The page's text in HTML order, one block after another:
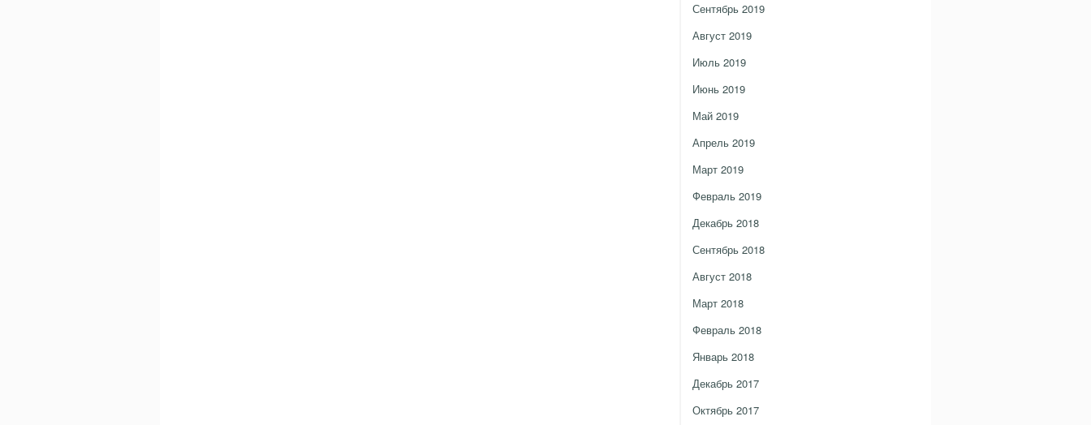
Сентябрь 2019
Август 2019
Июль 2019
Июнь 2019
Май 2019
Апрель 2019
Март 2019
Февраль 2019
Декабрь 2018
Сентябрь 2018
Август 2018
Март 2018
Февраль 2018
Январь 2018
Декабрь 2017
Октябрь 2017